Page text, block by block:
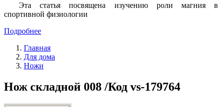
Эта статья посвящена изучению роли магния в
спортивной физиологии
Подробнее
Главная
Для дома
Ножи
Нож складной 008 /Код vs-179764